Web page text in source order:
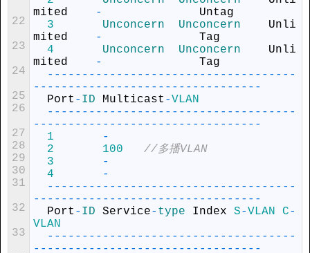
22
23
24
25
26
27
28
29
30
31
32
33
mited
-
Untag
3
Unconcern Unconcern Unli
mited
-
Tag
4
Unconcern Unconcern Unli
mited
-
Tag
-- -- -- -- -- -- -- -- -- -- -- -- -- -- -- -- -- --
-- -- -- -- -- -- -- -- -- -- -- -- -- -- -- -- -
Port - ID Multicast -VLAN
-- -- -- -- -- -- -- -- -- -- -- -- -- -- -- -- -- --
-- -- -- -- -- -- -- -- -- -- -- -- -- -- -- -- -
1
-
2
100
//多播VLAN
3
-
4
-
-- -- -- -- -- -- -- -- -- -- -- -- -- -- -- -- -- --
-- -- -- -- -- -- -- -- -- -- -- -- -- -- -- -- -
Port - ID Service- type Index S-VLAN C-
VLAN
-- -- -- -- -- -- -- -- -- -- -- -- -- -- -- -- -- --
-- -- -- -- -- -- -- -- -- -- -- -- -- -- -- -- -